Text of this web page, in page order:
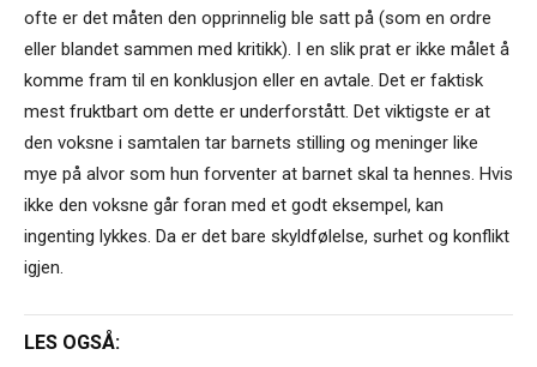
ofte er det måten den opprinnelig ble satt på (som en ordre
eller blandet sammen med kritikk). I en slik prat er ikke målet å
komme fram til en konklusjon eller en avtale. Det er faktisk
mest fruktbart om dette er underforstått. Det viktigste er at
den voksne i samtalen tar barnets stilling og meninger like
mye på alvor som hun forventer at barnet skal ta hennes. Hvis
ikke den voksne går foran med et godt eksempel, kan
ingenting lykkes. Da er det bare skyldfølelse, surhet og konflikt
igjen.
LES OGSÅ: